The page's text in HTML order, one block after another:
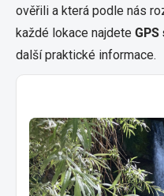
ověřili a která podle nás
každé lokace najdete GPS
další praktické informace.